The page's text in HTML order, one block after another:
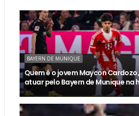
BAYERN DE MUNIQUE
Quem é o jovem Maycon
atuar pelo Bayern de Munique na